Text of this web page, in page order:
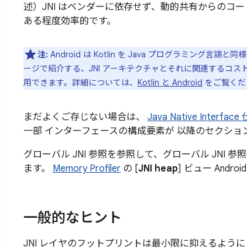
述）JNI はベンダーに依存せず、動的共有からのコ
ある程度効率的です。
注: Android は Kotlin を Java プログラミング言語と同
ージで紹介する、JNI アーキテクチャとそれに関連するコ
用できます。詳細については、 Kotlin と Android をご覧くだ
まだよくご存じない場合は、 Java Native Interface
一部 インターフェースの構成要素が 以降のセクショ
グローバル JNI 参照を参照して、グローバル JNI 参
ます。 Memory Profiler の [JNI heap] ビュー Android
一般的なヒント
JNI レイヤのフットプリントは最小限に抑えるよう